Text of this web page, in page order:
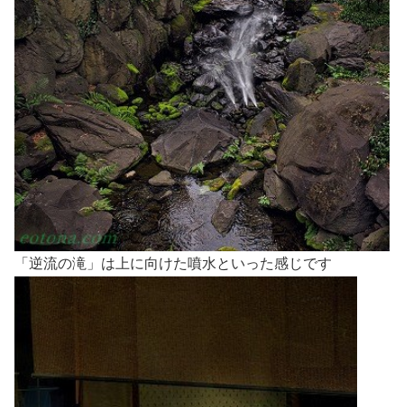
「逆流の滝」は上に向けた噴水といった感じです